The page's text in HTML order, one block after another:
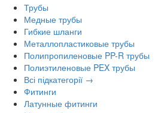
Трубы
Медные трубы
Гибкие шланги
Металлопластиковые трубы
Полипропиленовые PP-R трубы
Полиэтиленовые PEX трубы
Всі підкатегорії →
Фитинги
Латунные фитинги